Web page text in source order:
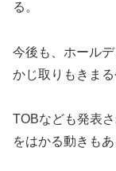
る。
今後も、ホール
かじ取りもきま
TOBなども発表
をはかる動きも